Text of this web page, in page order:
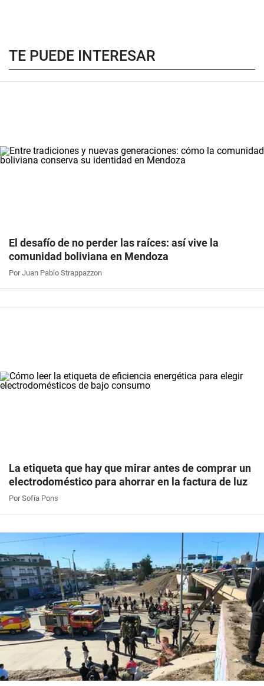
TE PUEDE INTERESAR
El desafío de no perder las raíces: así vive la
comunidad boliviana en Mendoza
Por Juan Pablo Strappazzon
La etiqueta que hay que mirar antes de comprar un
electrodoméstico para ahorrar en la factura de luz
Por Sofía Pons